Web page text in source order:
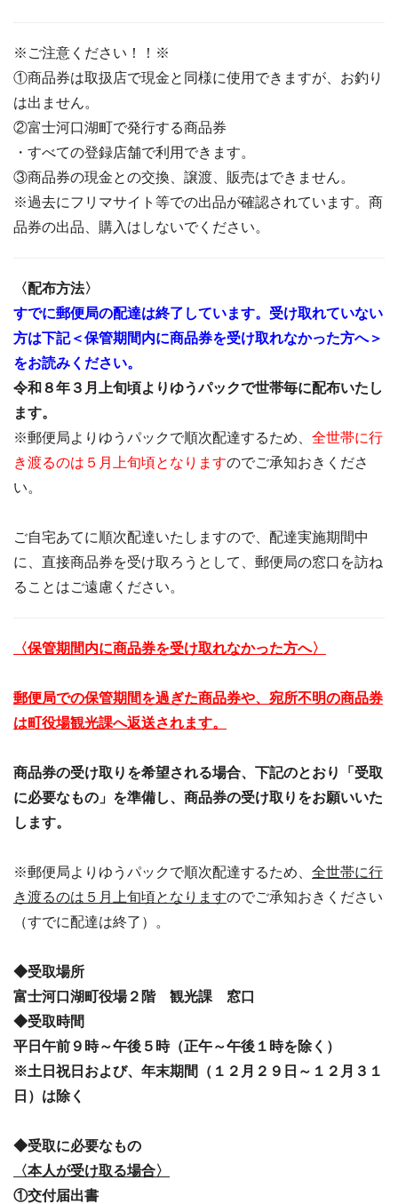
※ご注意ください！！※
①商品券は取扱店で現金と同様に使用できますが、お釣り
は出ません。
②富士河口湖町で発行する商品券
・すべての登録店舗で利用できます。
③商品券の現金との交換、譲渡、販売はできません。
※過去にフリマサイト等での出品が確認されています。商
品券の出品、購入はしないでください。
〈配布方法〉
すでに郵便局の配達は終了しています。受け取れていない
方は下記＜保管期間内に商品券を受け取れなかった方へ＞
をお読みください。
令和８年３月上旬頃よりゆうパックで世帯毎に配布いたし
ます。
※郵便局よりゆうパックで順次配達するため、 全世帯に行
き渡るのは５月上旬頃となりますのでご承知おきくださ
い。
ご自宅あてに順次配達いたしますので、配達実施期間中
に、直接商品券を受け取ろうとして、郵便局の窓口を訪ね
ることはご遠慮ください。
〈保管期間内に商品券を受け取れなかった方へ〉
郵便局での保管期間を過ぎた商品券や、宛所不明の商品券
は町役場観光課へ返送されます。
商品券の受け取りを希望される場合、下記のとおり「受取
に必要なもの」を準備し、商品券の受け取りをお願いいた
します。
※郵便局よりゆうパックで順次配達するため、 全世帯に行
き渡るのは５月上旬頃となりますのでご承知おきください
（すでに配達は終了）。
◆受取場所
富士河口湖町役場２階 観光課 窓口
◆受取時間
平日午前９時～午後５時（正午～午後１時を除く）
※土日祝日および、年末期間（１２月２９日～１２月３１
日）は除く
◆受取に必要なもの
〈本人が受け取る場合〉
①交付届出書